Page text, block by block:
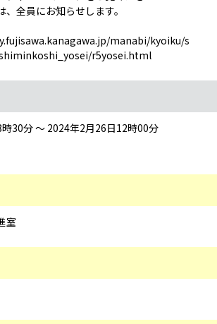
全員にお知らせします。
manabi/kyoiku/s
r5yosei.html
30分 ～ 2024年2月26日12時00分
室